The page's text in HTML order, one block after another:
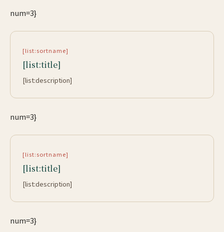
num=3}
[list:sortname]
[list:title]
[list:description]
num=3}
[list:sortname]
[list:title]
[list:description]
num=3}